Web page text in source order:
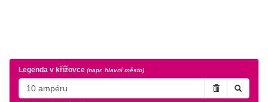
Legenda v křížovce (napr. hlavní město)